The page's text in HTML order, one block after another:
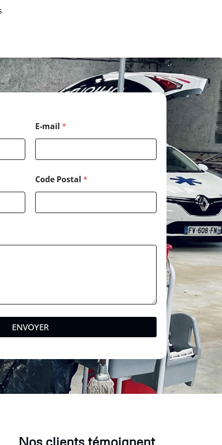
E-mail *
Code Postal *
ENVOYER
Nos clients témoignent